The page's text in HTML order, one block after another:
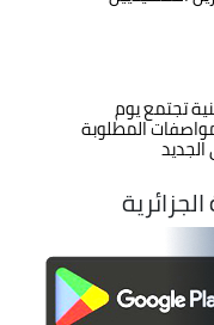
تجتمع يوم
المطلوبة